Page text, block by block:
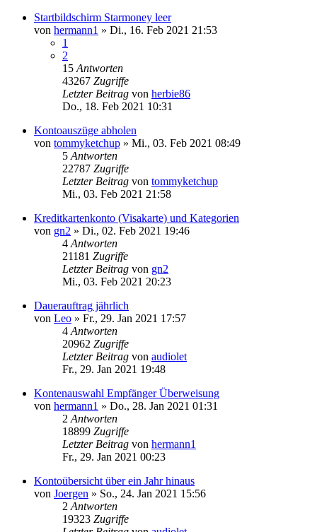
Startbildschirm Starmoney leer
von hermann1 » Di., 16. Feb 2021 21:53
1
2
15 Antworten
43267 Zugriffe
Letzter Beitrag von herbie86
Do., 18. Feb 2021 10:31
Kontoauszüge abholen
von tommyketchup » Mi., 03. Feb 2021 08:49
5 Antworten
22787 Zugriffe
Letzter Beitrag von tommyketchup
Mi., 03. Feb 2021 21:58
Kreditkartenkonto (Visakarte) und Kategorien
von gn2 » Di., 02. Feb 2021 19:46
4 Antworten
21181 Zugriffe
Letzter Beitrag von gn2
Mi., 03. Feb 2021 20:23
Dauerauftrag jährlich
von Leo » Fr., 29. Jan 2021 17:57
4 Antworten
20962 Zugriffe
Letzter Beitrag von audiolet
Fr., 29. Jan 2021 19:48
Kontenauswahl Empfänger Überweisung
von hermann1 » Do., 28. Jan 2021 01:31
2 Antworten
18899 Zugriffe
Letzter Beitrag von hermann1
Fr., 29. Jan 2021 00:23
Kontoübersicht über ein Jahr hinaus
von Joergen » So., 24. Jan 2021 15:56
2 Antworten
19323 Zugriffe